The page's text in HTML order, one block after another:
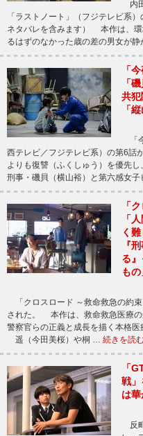
内
「ラストノート」（フジテレビ系
ネタバレを含みます） 本作は、環
るはずのなかった歳の差の男女が
「
「
共犯
「
「
西テレビ／フジテレビ系）の第6
よりも復讐（ふくしゅう）を優先
刑事・磯貝（横山裕）と第六感女
「
「
く
『
る
もの
「クロスロード ～救命救急の約
された。 本作は、救命救急医療の
警察官らの正義と成長を描く本格医
遥（今田美桜）や桐 … 続きを読
「
戦」
は華
反